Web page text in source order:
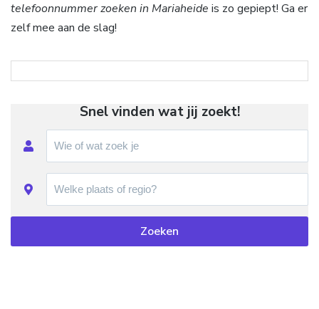
telefoonnummer zoeken in Mariaheide is zo gepiept! Ga er
zelf mee aan de slag!
Snel vinden wat jij zoekt!